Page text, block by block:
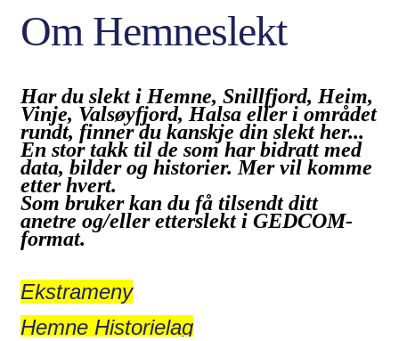
Om Hemneslekt
Har du slekt i Hemne, Snillfjord, Heim,
Vinje, Valsøyfjord, Halsa eller i området
rundt, finner du kanskje din slekt her...
En stor takk til de som har bidratt med
data, bilder og historier. Mer vil komme
etter hvert.
Som bruker kan du få tilsendt ditt
anetre og/eller etterslekt i GEDCOM-
format.
Ekstrameny
Hemne Historielag